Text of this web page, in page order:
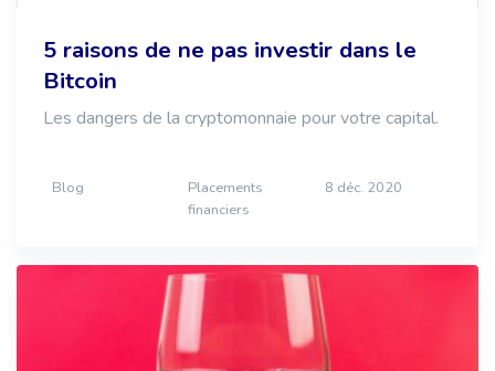
5 raisons de ne pas investir dans le
Bitcoin
Les dangers de la cryptomonnaie pour votre capital.
Blog
Placements
financiers
8 déc. 2020